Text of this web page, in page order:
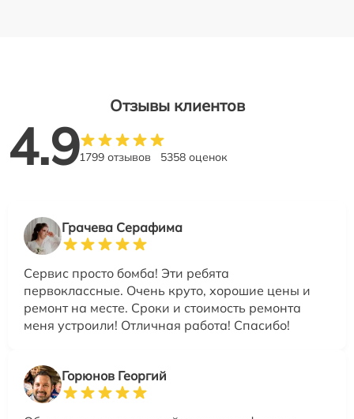
Отзывы клиентов
4.91799 отзывов 5358 оценок
Грачева Серафима
Сервис просто бомба! Эти ребята
первоклассные. Очень круто, хорошие цены и
ремонт на месте. Сроки и стоимость ремонта
меня устроили! Отличная работа! Спасибо!
Горюнов Георгий